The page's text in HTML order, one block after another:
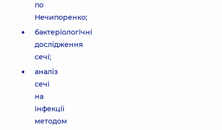
по
Нечипоренко;
бактеріологічні
дослідження
сечі;
аналіз
сечі
на
інфекції
методом